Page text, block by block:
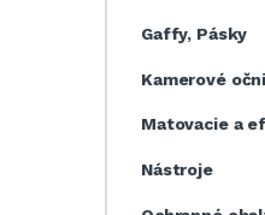
Gaffy, Pásky
Kamerové
Matovacie a
Nástroje